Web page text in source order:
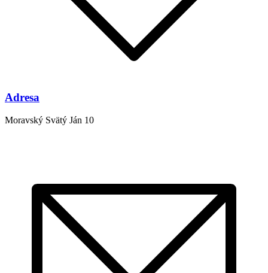
Adresa
Moravský Svätý Ján 10